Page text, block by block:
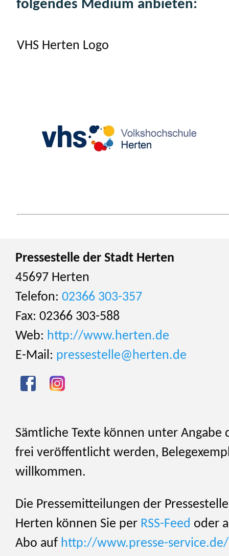
folgendes Medium anbieten:
VHS Herten Logo
Pressestelle der Stadt Herten
45697 Herten
Telefon: 02366 303-357
Fax: 02366 303-588
Web: http://www.herten.de
E-Mail: pressestelle@herten.de
Sämtliche Texte können unter Angabe
frei veröffentlicht werden,
willkommen.
Die Pressemitteilungen der
Herten können Sie per RSS-Feed oder
Abo auf http://www.presse-